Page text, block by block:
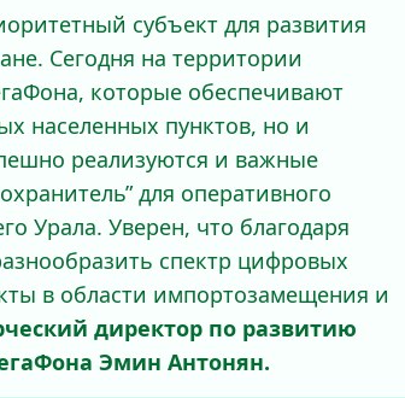
субъект для развития
Сегодня на территории
которые обеспечивают
населенных пунктов, но и
реализуются и важные
для оперативного
Урала. Уверен, что благодаря
спектр цифровых
в области импортозамещения и
директор по развитию
Эмин Антонян.